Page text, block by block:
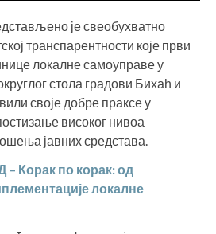
је свеобухватно
транспарентности које први
локалне самоуправе у
стола градови Бихаћ и
своје добре праксе у
високог нивоа
јавних средстава.
Корак по корак: од
локалне